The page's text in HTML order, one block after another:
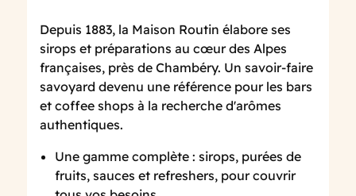
Depuis 1883, la Maison Routin élabore ses
sirops et préparations au cœur des Alpes
françaises, près de Chambéry. Un savoir-faire
savoyard devenu une référence pour les bars
et coffee shops à la recherche d'arômes
authentiques.
Une gamme complète : sirops, purées de
fruits, sauces et refreshers, pour couvrir